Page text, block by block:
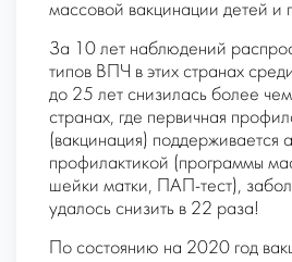
массовой вакцинации детей и
За 10 лет наблюдений
типов ВПЧ в этих странах
до 25 лет снизилась более
странах, где первичная
(вакцинация) поддерживается
профилактикой (программы
шейки матки, ПАП-тест),
удалось снизить в 22 раза!
По состоянию на 2020 год